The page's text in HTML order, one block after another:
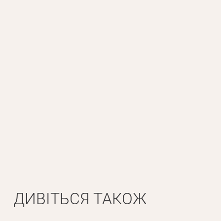
ДИВІТЬСЯ ТАКОЖ
Вам